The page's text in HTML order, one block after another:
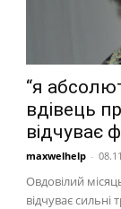
“я
вдівець
відчуває
maxwelhelp -
Овдовілий
відчуває сильні